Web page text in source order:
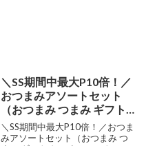
＼SS期間中最大P10倍！／
おつまみアソートセット
（おつまみ つまみ ギフト
おつまみセット ワイン ビ
ール 日本酒 酒 パーティー
＼SS期間中最大P10倍！／おつま
みアソートセット（おつまみ つ